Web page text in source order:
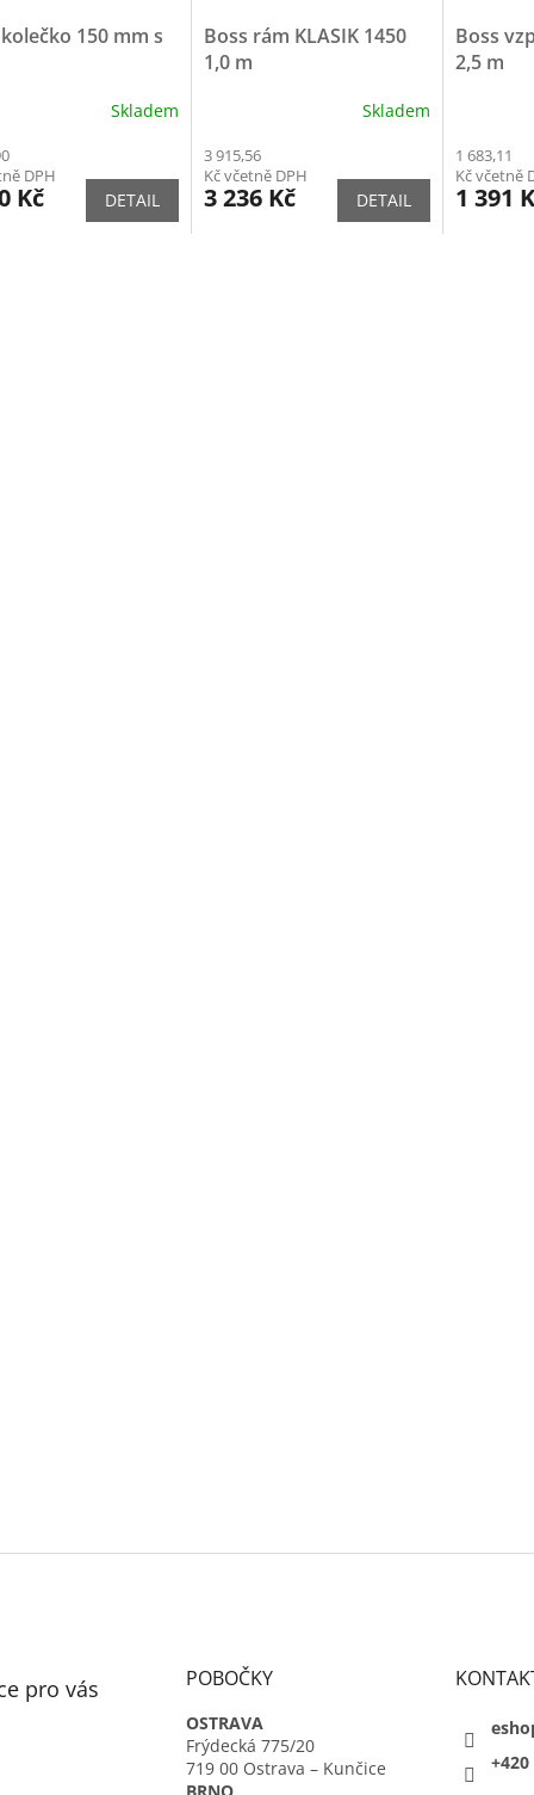
150 mm s
Skladem
DPH
Kč DETAIL
Boss rám KLASIK 1450
1,0 m
Skladem
3 915,56
Kč včetně DPH
3 236 Kč DETAIL
Boss
2,5 m
1 683,11
Kč včetně
1 391
pro vás POBOČKY
OSTRAVA
Frýdecká 775/20
719 00 Ostrava – Kunčice
BRNO
+420